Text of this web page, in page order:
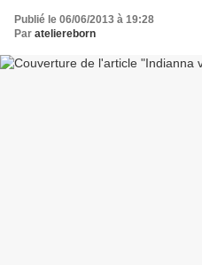
Publié le 06/06/2013 à 19:28
Par ateliereborn